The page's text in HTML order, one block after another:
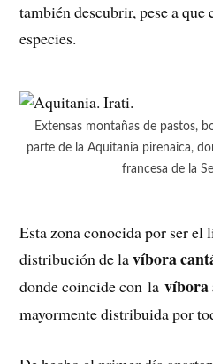
también descubrir, pese a
especies.
Extensas montañas de pastos,
parte de la Aquitania pirenaica,
francesa de la
Esta zona conocida por ser
distribución de lavíbora
donde coincide con lavíbora
mayormente distribuida por